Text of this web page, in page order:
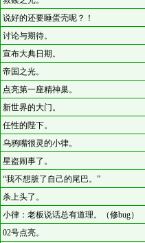
说好的还要睡蛋壳呢？！
讨论与期待。
宣布大典日期。
帝国之光。
点亮第一座精神巢。
新世界的大门。
任性的陛下。
乌鸦嘴很灵的小律。
星盗闹事了。
“我不想脏了自己的尾巴。”
杀上头了。
小律：老板说话总有道理。（修bug）
02号点亮。